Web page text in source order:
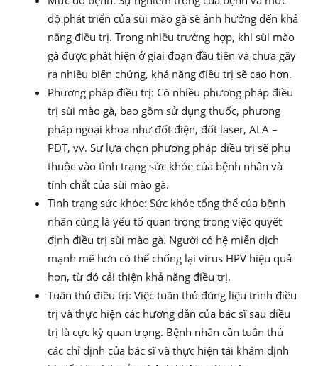
độ phát triển của sùi mào gà sẽ ảnh hưởng đến khả
năng điều trị. Trong nhiều trường hợp, khi sùi mào
gà được phát hiện ở giai đoạn đầu tiên và chưa gây
ra nhiều biến chứng, khả năng điều trị sẽ cao hơn.
Phương pháp điều trị: Có nhiều phương pháp điều
trị sùi mào gà, bao gồm sử dụng thuốc, phương
pháp ngoại khoa như đốt điện, đốt laser, ALA –
PDT, vv. Sự lựa chọn phương pháp điều trị sẽ phụ
thuộc vào tình trạng sức khỏe của bệnh nhân và
tính chất của sùi mào gà.
Tình trạng sức khỏe: Sức khỏe tổng thể của bệnh
nhân cũng là yếu tố quan trọng trong việc quyết
định điều trị sùi mào gà. Người có hệ miễn dịch
mạnh mẽ hơn có thể chống lại virus HPV hiệu quả
hơn, từ đó cải thiện khả năng điều trị.
Tuân thủ điều trị: Việc tuân thủ đúng liệu trình điều
trị và thực hiện các hướng dẫn của bác sĩ sau điều
trị là cực kỳ quan trọng. Bệnh nhân cần tuân thủ
các chỉ định của bác sĩ và thực hiện tái khám định